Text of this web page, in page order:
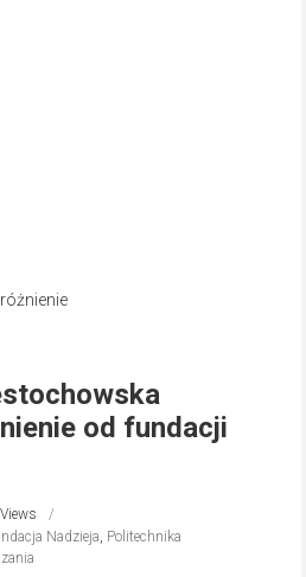
od fundacji
Nadzieja, Politechnika